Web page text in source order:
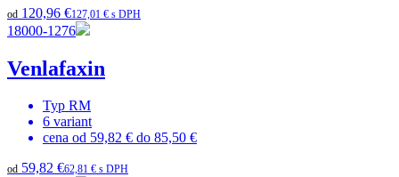
od 120,96 €127,01 € s DPH
18000-1276
Venlafaxin
Typ RM
6 variant
cena od 59,82 € do 85,50 €
od 59,82 €62,81 € s DPH